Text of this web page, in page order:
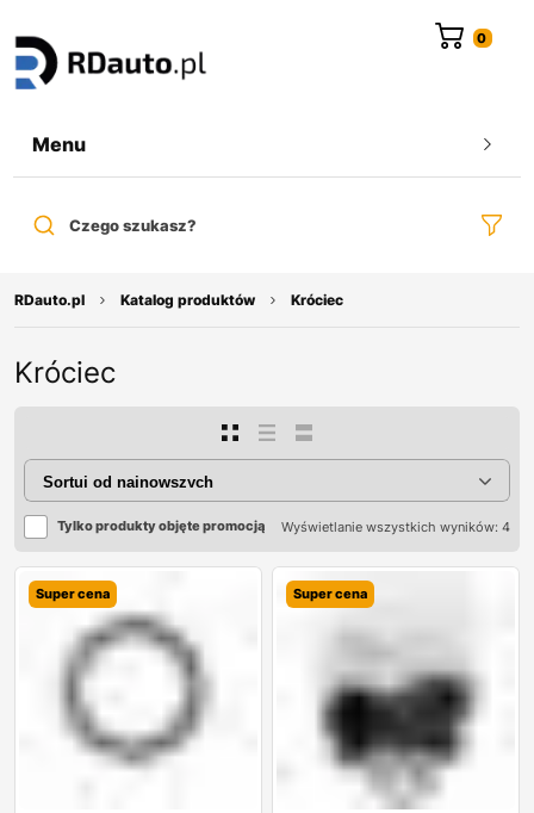
Menu
Czego szukasz?
RDauto.pl Katalog produktów Króciec
Króciec
Tylko produkty objęte promocją Wyświetlanie wszystkich wyników: 4
Super cena Super cena